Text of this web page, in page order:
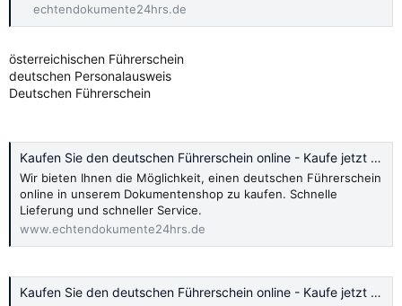
echtendokumente24hrs.de
österreichischen Führerschein
deutschen Personalausweis
Deutschen Führerschein
Kaufen Sie den deutschen Führerschein online - Kaufe jetzt 2024
Wir bieten Ihnen die Möglichkeit, einen deutschen Führerschein
online in unserem Dokumentenshop zu kaufen. Schnelle
Lieferung und schneller Service.
www.echtendokumente24hrs.de
Kaufen Sie den deutschen Führerschein online - Kaufe jetzt 2024